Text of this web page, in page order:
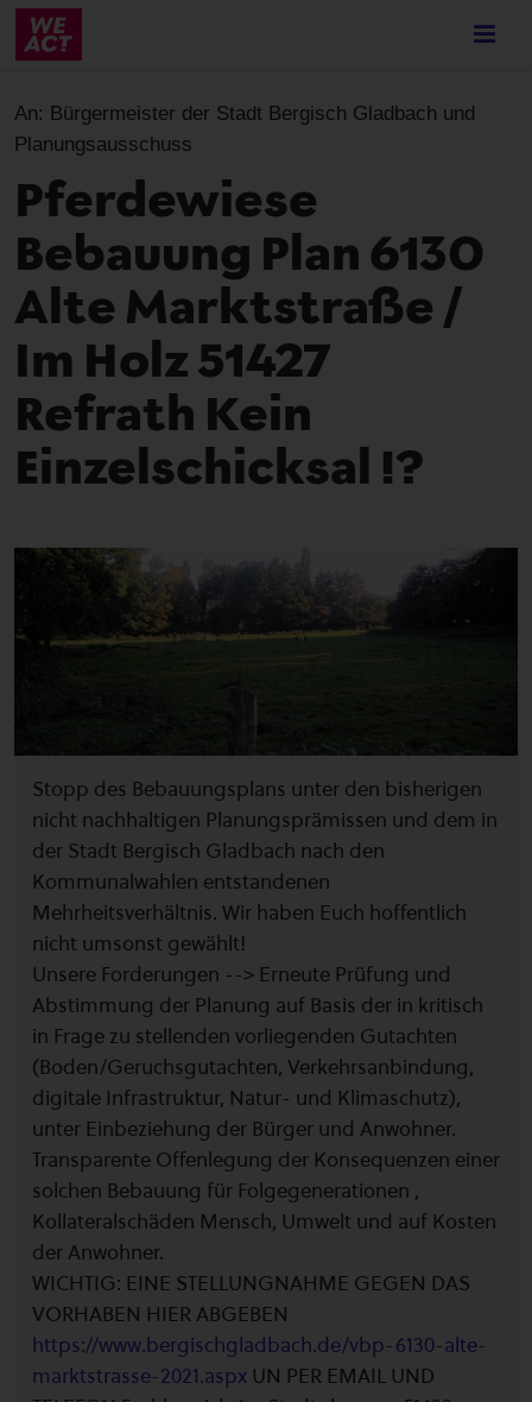
Skip
content
An: Bürgermeister der Stadt Bergisch Gladbach und
Planungsausschuss
Pferdewiese
Bebauung Plan 6130
Alte Marktstraße /
Im Holz 51427
Refrath Kein
Einzelschicksal !?
Stopp des Bebauungsplans unter den bisherigen
nicht nachhaltigen Planungsprämissen und dem in
der Stadt Bergisch Gladbach nach den
Kommunalwahlen entstandenen
Mehrheitsverhältnis. Wir haben Euch hoffentlich
nicht umsonst gewählt!
Unsere Forderungen --> Erneute Prüfung und
Abstimmung der Planung auf Basis der in kritisch
in Frage zu stellenden vorliegenden Gutachten
(Boden/Geruchsgutachten, Verkehrsanbindung,
digitale Infrastruktur, Natur- und Klimaschutz),
unter Einbeziehung der Bürger und Anwohner.
Transparente Offenlegung der Konsequenzen einer
solchen Bebauung für Folgegenerationen ,
Kollateralschäden Mensch, Umwelt und auf Kosten
der Anwohner.
WICHTIG: EINE STELLUNGNAHME GEGEN DAS
VORHABEN HIER ABGEBEN
https://www.bergischgladbach.de/vbp-6130-alte-
marktstrasse-2021.aspx UN PER EMAIL UND